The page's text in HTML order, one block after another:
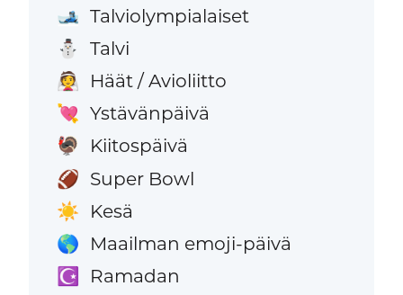
🎿 Talviolympialaiset
⛄ Talvi
👰 Häät / Avioliitto
💘 Ystävänpäivä
🦃 Kiitospäivä
🏈 Super Bowl
☀️ Kesä
🌎 Maailman emoji-päivä
☪️ Ramadan